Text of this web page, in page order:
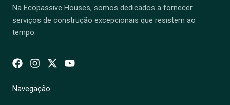
Na Ecopassive Houses, somos dedicados a fornecer
serviços de construção excepcionais que resistem ao
tempo.
Navegação